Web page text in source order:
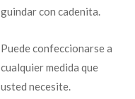
guindar con cadenita.
Puede confeccionarse a
cualquier medida que
usted necesite.